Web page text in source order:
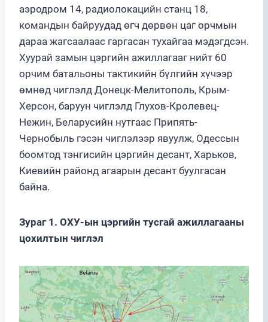
аэродром 14, радиолокацийн станц 18,
командын байруудад өгч дөрвөн цаг орчмын
дараа жагсаалаас гаргасан тухайгаа мэдэгдсэн.
Хуурай замын цэргийн ажиллагааг нийт 60
орчим батальоны тактикийн бүлгийн хүчээр
өмнөд чиглэлд Донецк-Мелитополь, Крым-
Херсон, баруун чиглэлд Глухов-Кролевец-
Нежин, Беларусийн нутгаас Припять-
Чернобыль гэсэн чиглэлээр явуулж, Одессын
боомтод тэнгисийн цэргийн десант, Харьков,
Киевийн районд агаарын десант буулгасан
байна.
Зураг 1. ОХУ-ын цэргийн тусгай ажиллагааны
цохилтын чиглэл